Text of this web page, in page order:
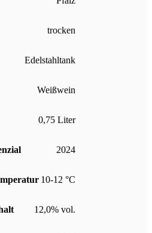
trocken
Edelstahltank
Weißwein
0,75 Liter
2024
10-12 °C
12,0% vol.